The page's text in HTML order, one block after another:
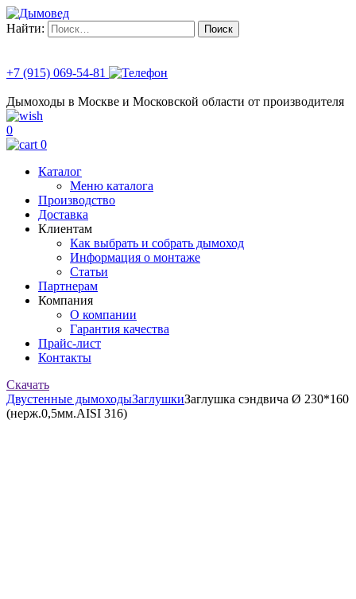
Найти:
+7 (915) 069-54-81
Дымоходы в Москве и Московской области от производителя
0
0
Каталог
Меню каталога
Производство
Доставка
Клиентам
Как выбрать и собрать дымоход
Информация о монтаже
Статьи
Партнерам
Компания
О компании
Гарантия качества
Прайс-лист
Контакты
Скачать
Двустенные дымоходыЗаглушкиЗаглушка сэндвича Ø 230*160
(нерж.0,5мм.AISI 316)